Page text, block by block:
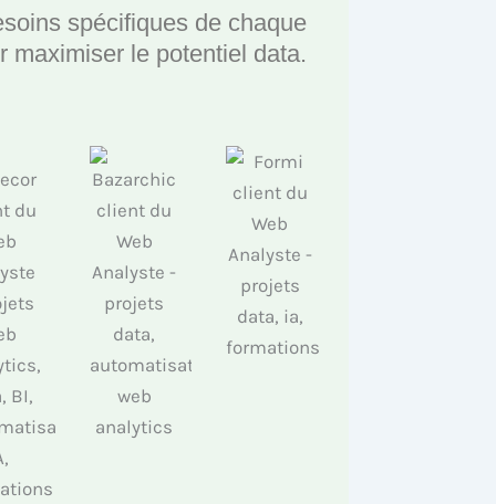
spécifiques de chaque
maximiser le potentiel data.